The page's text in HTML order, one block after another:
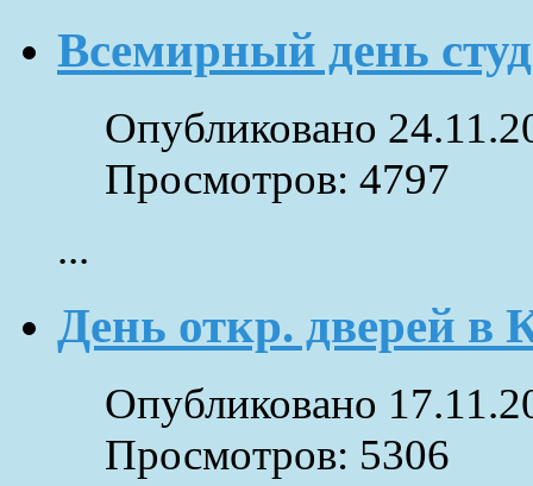
Всемирный день
Опубликовано
Просмотров: 4797
...
День откр. дверей
Опубликовано
Просмотров: 5306